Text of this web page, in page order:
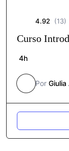
4.92 (13)
Curso
4h
Por Giulia